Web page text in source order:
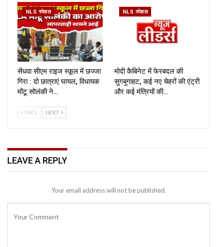
NLS स्पेशल
सेंधवा सीएम राइज स्कूल में छज्जा
गिरा : दो छात्राएं घायल, विधायक
मोंटू सोलंकी ने…
NLS स्पेशल
मोदी कैबिनेट में फेरबदल की
सुगबुगाहट, कई नए चेहरों की एंट्री
और कई मंत्रियों की…
PREV NEXT
LEAVE A REPLY
Your email address will not be published.